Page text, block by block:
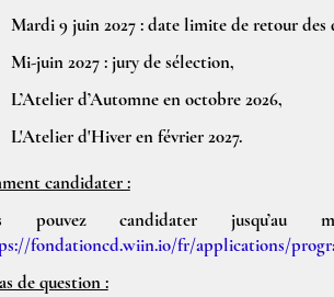
Mardi 9 juin 2027 : date limite de retour des
Mi-juin 2027 : jury de sélection,
L’Atelier d’Automne en octobre 2026,
L'Atelier d'Hiver en février 2027.
candidater :
pouvez candidater
fondationcd.wiin.io/fr/applications/
de question :